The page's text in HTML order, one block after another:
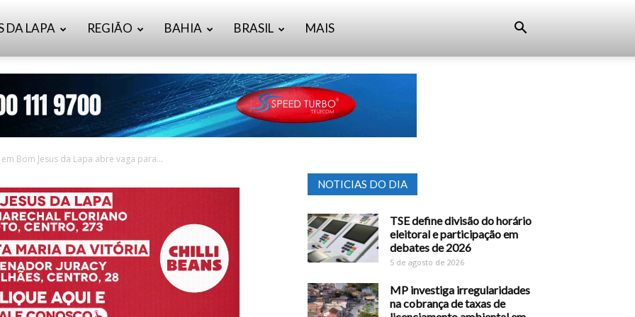
DA LAPA REGIÃO BAHIA BRASIL MAIS
Bom Jesus da Lapa abre vaga para...
NOTICIAS DO DIA
TSE define divisão do horário
eleitoral e participação em
debates de 2026
5 de agosto de 2026
MP investiga irregularidades
na cobrança de taxas de